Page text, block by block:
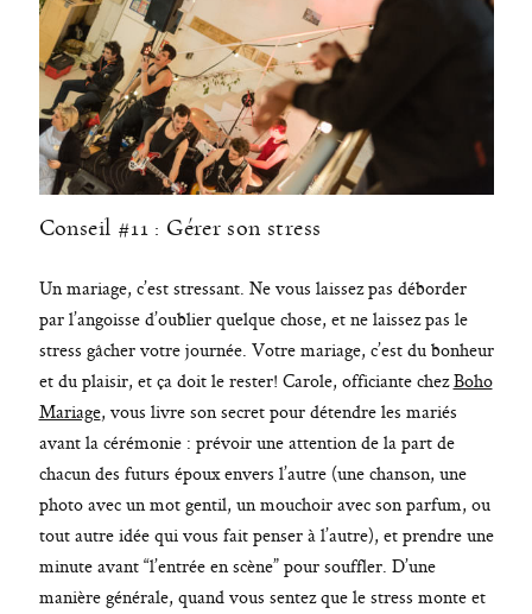
Conseil #11 : Gérer son stress
Un mariage, c’est stressant. Ne vous laissez pas déborder
par l’angoisse d’oublier quelque chose, et ne laissez pas le
stress gâcher votre journée. Votre mariage, c’est du bonheur
et du plaisir, et ça doit le rester! Carole, officiante chezBoho
Mariage, vous livre son secret pour détendre les mariés
avant la cérémonie : prévoir une attention de la part de
chacun des futurs époux envers l’autre (une chanson, une
photo avec un mot gentil, un mouchoir avec son parfum, ou
tout autre idée qui vous fait penser à l’autre), et prendre une
minute avant “l’entrée en scène” pour souffler. D’une
manière générale, quand vous sentez que le stress monte et